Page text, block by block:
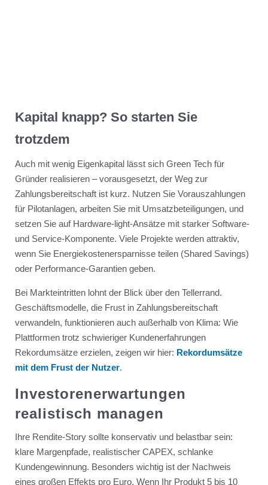
Kapital knapp? So starten Sie
trotzdem
Auch mit wenig Eigenkapital lässt sich Green Tech für
Gründer realisieren – vorausgesetzt, der Weg zur
Zahlungsbereitschaft ist kurz. Nutzen Sie Vorauszahlungen
für Pilotanlagen, arbeiten Sie mit Umsatzbeteiligungen, und
setzen Sie auf Hardware-light-Ansätze mit starker Software-
und Service-Komponente. Viele Projekte werden attraktiv,
wenn Sie Energiekostenersparnisse teilen (Shared Savings)
oder Performance-Garantien geben.
Bei Markteintritten lohnt der Blick über den Tellerrand.
Geschäftsmodelle, die Frust in Zahlungsbereitschaft
verwandeln, funktionieren auch außerhalb von Klima: Wie
Plattformen trotz schwieriger Kundenerfahrungen
Rekordumsätze erzielen, zeigen wir hier: Rekordumsätze
mit dem Frust der Nutzer.
Investorenerwartungen
realistisch managen
Ihre Rendite-Story sollte konservativ und belastbar sein:
klare Margenpfade, realistischer CAPEX, schlanke
Kundengewinnung. Besonders wichtig ist der Nachweis
eines großen Effekts pro Euro. Wenn Ihr Produkt 5 bis 10